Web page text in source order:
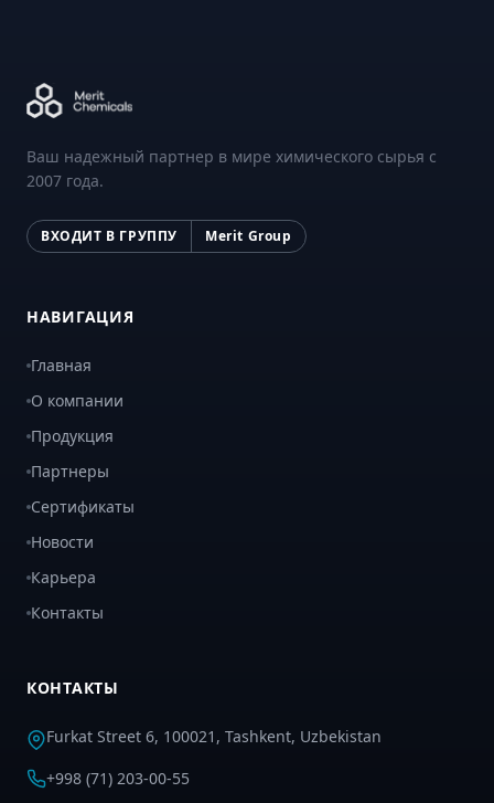
Ваш надежный партнер в мире химического сырья с
2007 года.
ВХОДИТ В ГРУППУ Merit Group
НАВИГАЦИЯ
Главная
О компании
Продукция
Партнеры
Сертификаты
Новости
Карьера
Контакты
КОНТАКТЫ
Furkat Street 6, 100021, Tashkent, Uzbekistan
+998 (71) 203-00-55